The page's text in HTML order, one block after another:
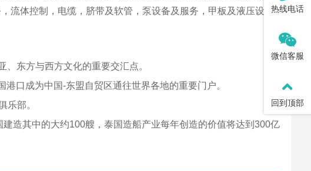
流体控制，电缆，脐带及软管，泵设备及服务，甲板及液压设
东方与西方文化的重要交汇点。
口成为中国-东盟自贸区通往世界各地的重要门户。
乐部。
造其中的大约100艘，泰国造船产业每年创造的价值将达到300亿
热线电话
微信客服
回到顶部